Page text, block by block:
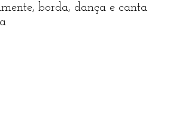
borda, dança e canta